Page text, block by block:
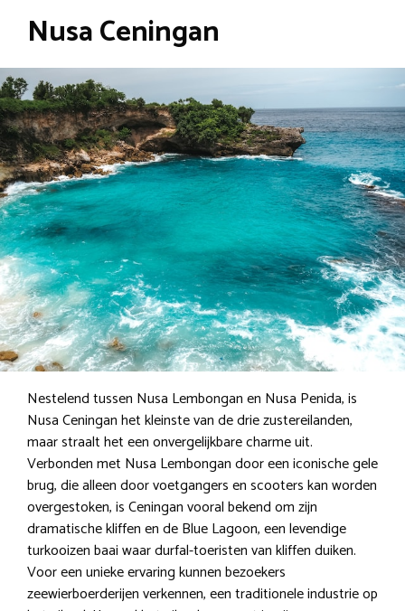
Nusa Ceningan
Nestelend tussen Nusa Lembongan en Nusa Penida, is
Nusa Ceningan het kleinste van de drie zustereilanden,
maar straalt het een onvergelijkbare charme uit.
Verbonden met Nusa Lembongan door een iconische gele
brug, die alleen door voetgangers en scooters kan worden
overgestoken, is Ceningan vooral bekend om zijn
dramatische kliffen en de Blue Lagoon, een levendige
turkooizen baai waar durfal-toeristen van kliffen duiken.
Voor een unieke ervaring kunnen bezoekers
zeewierboerderijen verkennen, een traditionele industrie op